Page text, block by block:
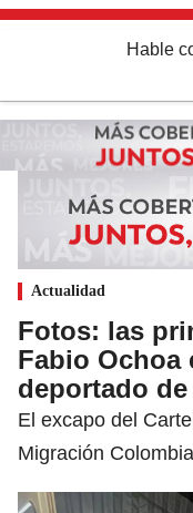
Hable
Actualidad
Fotos: las
Fabio Ochoa
deportado de
El excapo del
Migración